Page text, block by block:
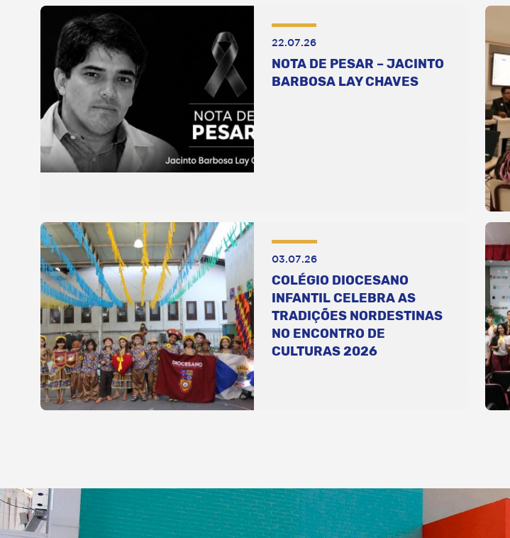
22.07.26
NOTA DE PESAR – JACINTO
BARBOSA LAY CHAVES
03.07.26
COLÉGIO DIOCESANO
INFANTIL CELEBRA AS
TRADIÇÕES NORDESTINAS
NO ENCONTRO DE
CULTURAS 2026